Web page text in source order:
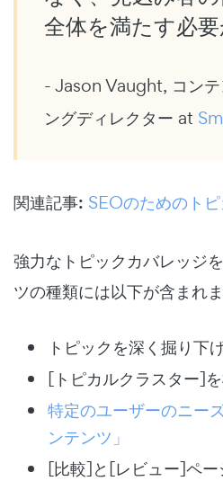
全体を満たす必要
- Jason Vaught, コンテ
ングディレクター at
関連記事: SEOのためのト
強力なトピックカバレッジ
ツの種類には以下が含まれま
トピックを深く掘り下
[トピカルクラスター]
特定のユーザーのニー
ンテンツ」
[比較]と[レビュー]ペー